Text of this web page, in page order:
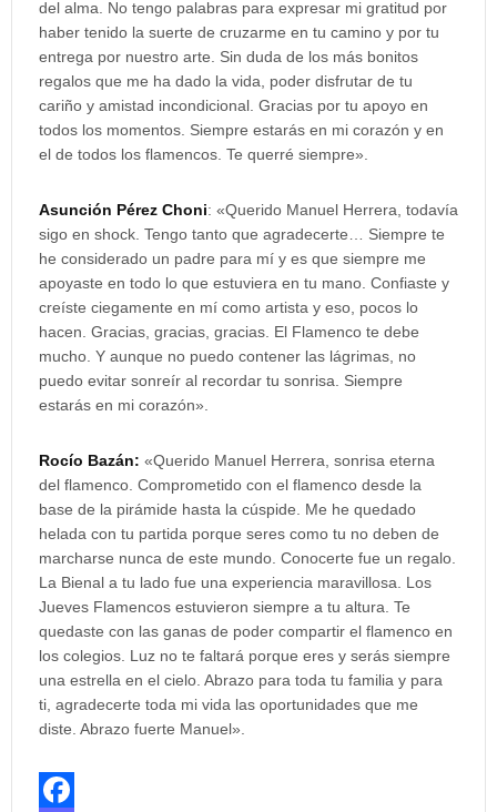
del alma. No tengo palabras para expresar mi gratitud por
haber tenido la suerte de cruzarme en tu camino y por tu
entrega por nuestro arte. Sin duda de los más bonitos
regalos que me ha dado la vida, poder disfrutar de tu
cariño y amistad incondicional. Gracias por tu apoyo en
todos los momentos. Siempre estarás en mi corazón y en
el de todos los flamencos. Te querré siempre».
Asunción Pérez Choni: «Querido Manuel Herrera, todavía
sigo en shock. Tengo tanto que agradecerte… Siempre te
he considerado un padre para mí y es que siempre me
apoyaste en todo lo que estuviera en tu mano. Confiaste y
creíste ciegamente en mí como artista y eso, pocos lo
hacen. Gracias, gracias, gracias. El Flamenco te debe
mucho. Y aunque no puedo contener las lágrimas, no
puedo evitar sonreír al recordar tu sonrisa. Siempre
estarás en mi corazón».
Rocío Bazán: «Querido Manuel Herrera, sonrisa eterna
del flamenco. Comprometido con el flamenco desde la
base de la pirámide hasta la cúspide. Me he quedado
helada con tu partida porque seres como tu no deben de
marcharse nunca de este mundo. Conocerte fue un regalo.
La Bienal a tu lado fue una experiencia maravillosa. Los
Jueves Flamencos estuvieron siempre a tu altura. Te
quedaste con las ganas de poder compartir el flamenco en
los colegios. Luz no te faltará porque eres y serás siempre
una estrella en el cielo. Abrazo para toda tu familia y para
ti, agradecerte toda mi vida las oportunidades que me
diste. Abrazo fuerte Manuel».